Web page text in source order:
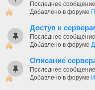
Последнее сообщение
Добавлено в форуме
Доступ к
Последнее сообщение
Добавлено в форуме
Описание
Последнее сообщение
Добавлено в форуме